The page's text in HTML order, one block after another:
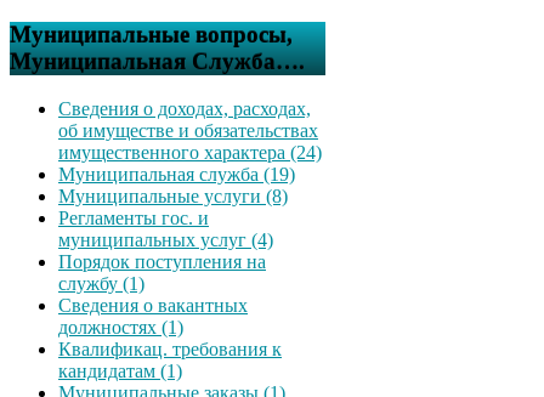
Муниципальные вопросы,
Муниципальная Служба….
Сведения о доходах, расходах,
об имуществе и обязательствах
имущественного характера (24)
Муниципальная служба (19)
Муниципальные услуги (8)
Регламенты гос. и
муниципальных услуг (4)
Порядок поступления на
службу (1)
Сведения о вакантных
должностях (1)
Квалификац. требования к
кандидатам (1)
Муниципальные заказы (1)